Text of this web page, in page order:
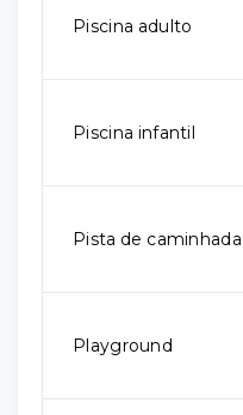
Piscina adulto
Piscina infantil
Pista de caminhada
Playground